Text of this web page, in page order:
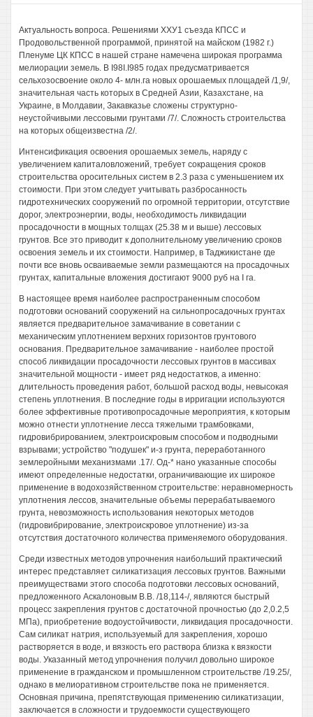
Актуальность вопроса. Решениями ХХУ1 съезда КПСС и
Продовольственной программой, принятой на майском (1982 г.)
Пленуме ЦК КПСС в нашей стране намечена широкая программа
мелиорации земель. В I98I.I985 годах предусматривается
сельхозосвоение около 4- млн.га новых орошаемых площадей /1,9/,
значительная часть которых в Средней Азии, Казахстане, на
Украине, в Молдавии, Закавказье сложены структурно-
неустойчивыми лессовыми грунтами /7/. Сложность строительства
на которых общеизвестна /2/.
Интенсификация освоения орошаемых земель, наряду с
увеличением капиталовложений, требует сокращения сроков
строительства оросительных систем в 2.3 раза с уменьшением их
стоимости. При этом следует учитывать разбросанность
гидротехнических сооружений по огромной территории, отсутствие
дорог, электроэнергии, воды, необходимость ликвидации
просадочности в мощных толщах (25.38 м и выше) лессовых
грунтов. Все это приводит к дополнительному увеличению сроков
освоения земель и их стоимости. Например, в Таджикистане где
почти все вновь осваиваемые земли размещаются на просадочных
грунтах, капитальные вложения достигают 9000 руб на I га.
В настоящее время наиболее распространенным способом
подготовки оснований сооружений на сильнопросадочных грунтах
является предварительное замачивание в советании с
механическим уплотнением верхних горизонтов грунтового
основания. Предварительное замачивание - наиболее простой
способ ликвидации просадочности лессовых грунтов в массивах
значительной мощности - имеет ряд недостатков, а именно:
длительность проведения работ, большой расход воды, невысокая
степень уплотнения. В последние годы в ирригации используются
более эффективные противопросадочные мероприятия, к которым
можно отнести уплотнение лесса тяжелыми трамбовками,
гидровибрированием, электроискровым способом и подводными
взрывами; устройство "подушек" и-з грунта, переработанного
землеройными механизмами .17/. Од-* нано указанные способы
имеют определенные недостатки, ограничивающие их широкое
применение в водохозяйственном строительстве: неравномерность
уплотнения лессов, значительные объемы перерабатываемого
грунта, невозможность использования некоторых методов
(гидровибрирование, электроискровое уплотнение) из-за
отсутствия достаточного количества применяемого оборудования.
Среди известных методов упрочнения наибольший практический
интерес представляет силикатизация лессовых грунтов. Важными
преимуществами этого способа подготовки лессовых оснований,
предложенного Аскалоновым В.В. /18,114-/, являются быстрый
процесс закрепления грунтов с достаточной прочностью (до 2,0.2,5
МПа), приобретение водоустойчивости, ликвидация просадочности.
Сам силикат натрия, используемый для закрепления, хорошо
растворяется в воде, и вязкость его раствора близка к вязкости
воды. Указанный метод упрочнения получил довольно широкое
применение в гражданском и промышленном строительстве /19.25/,
однако в мелиоративном строительстве пока не применяется.
Основная причина, препятствующая применению силикатизации,
заключается в сложности и трудоемкости существующего